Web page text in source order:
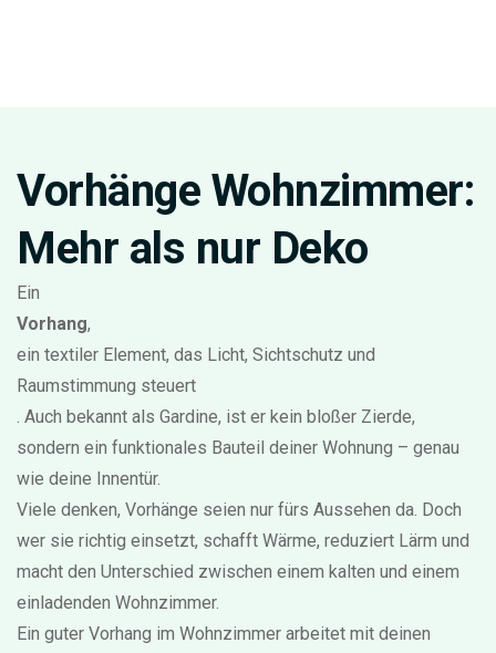
Vorhänge Wohnzimmer:
Mehr als nur Deko
Ein
Vorhang,
ein textiler Element, das Licht, Sichtschutz und
Raumstimmung steuert
. Auch bekannt als Gardine, ist er kein bloßer Zierde,
sondern ein funktionales Bauteil deiner Wohnung – genau
wie deine Innentür.
Viele denken, Vorhänge seien nur fürs Aussehen da. Doch
wer sie richtig einsetzt, schafft Wärme, reduziert Lärm und
macht den Unterschied zwischen einem kalten und einem
einladenden Wohnzimmer.
Ein guter Vorhang im Wohnzimmer arbeitet mit deinen